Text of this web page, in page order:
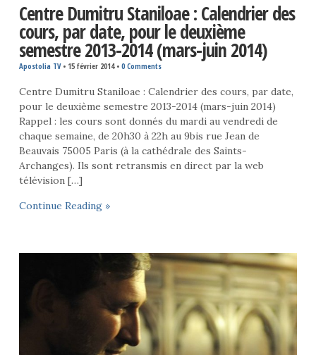
Centre Dumitru Staniloae : Calendrier des
cours, par date, pour le deuxième
semestre 2013-2014 (mars-juin 2014)
Apostolia TV• 15 février 2014• 0 Comments
Centre Dumitru Staniloae : Calendrier des cours, par date,
pour le deuxième semestre 2013-2014 (mars-juin 2014)
Rappel : les cours sont donnés du mardi au vendredi de
chaque semaine, de 20h30 à 22h au 9bis rue Jean de
Beauvais 75005 Paris (à la cathédrale des Saints-
Archanges). Ils sont retransmis en direct par la web
télévision […]
Continue Reading »